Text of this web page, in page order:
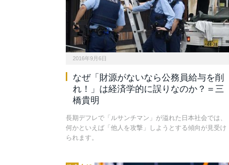
2016年9月6日
なぜ「財源がないなら公務員給与を削
れ！」は経済学的に誤りなのか？＝三
橋貴明
長期デフレで「ルサンチマン」が溢れた日本社会では、
何かといえば「他人を攻撃」しようとする傾向が見受け
られます。